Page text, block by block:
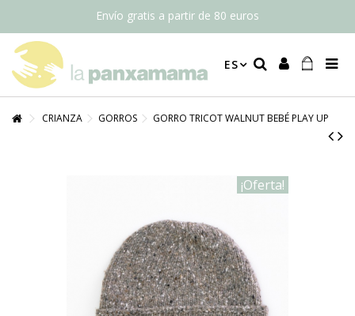
Envío gratis a partir de 80 euros
ES
CRIANZA GORROS GORRO TRICOT WALNUT BEBÉ PLAY UP
¡Oferta!